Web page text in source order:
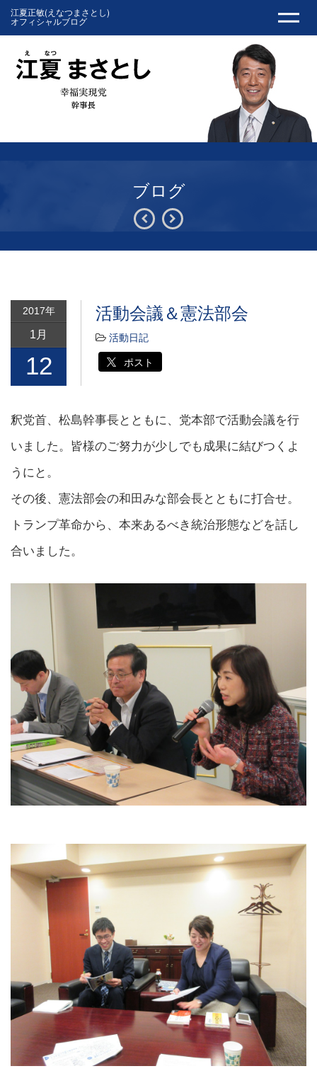
江夏正敏(えなつまさとし)
オフィシャルブログ
ブログ
2017年
1月
12
活動会議＆憲法部会
活動日記
ポスト
釈党首、松島幹事長とともに、党本部で活動会議を行
いました。皆様のご努力が少しでも成果に結びつくよ
うにと。
その後、憲法部会の和田みな部会長とともに打合せ。
トランプ革命から、本来あるべき統治形態などを話し
合いました。